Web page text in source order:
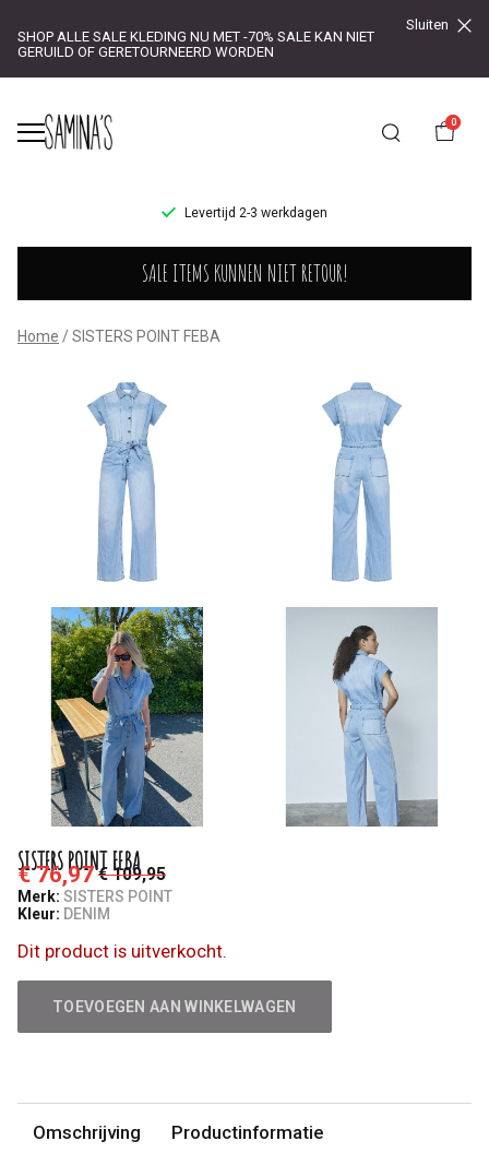
SHOP ALLE SALE KLEDING NU MET -70% SALE KAN NIET
GERUILD OF GERETOURNEERD WORDEN
Sluiten
0
Levertijd 2-3 werkdagen
SISTERS
POINT
FEBA
Saminas
SALE ITEMS KUNNEN NIET RETOUR!
Home SISTERS POINT FEBA
SISTERS POINT FEBA
€ 76,97 € 109,95
Merk: SISTERS POINT
Kleur: DENIM
Dit product is uitverkocht.
TOEVOEGEN AAN WINKELWAGEN
Omschrijving Productinformatie